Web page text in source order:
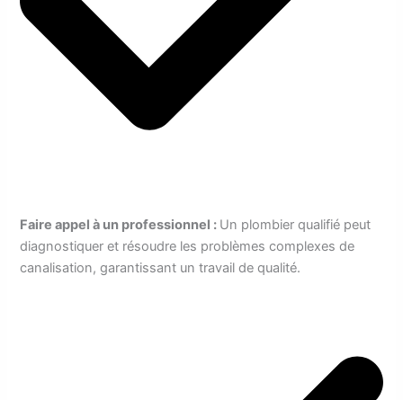
Faire appel à un professionnel : Un plombier qualifié peut
diagnostiquer et résoudre les problèmes complexes de
canalisation, garantissant un travail de qualité.